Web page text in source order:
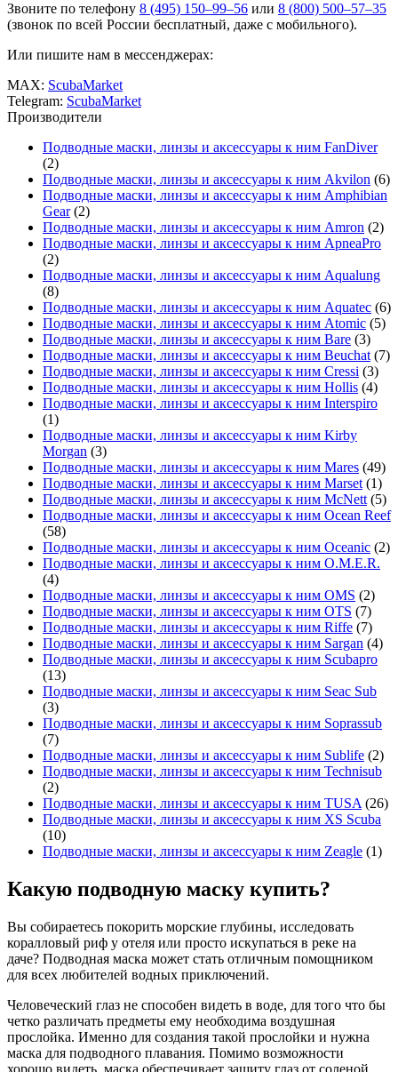
Звоните по телефону 8 (495) 150–99–56 или 8 (800) 500–57–35
(звонок по всей России бесплатный, даже с мобильного).
Или пишите нам в мессенджерах:
MAX: ScubaMarket
Telegram: ScubaMarket
Производители
Подводные маски, линзы и аксессуары к ним FanDiver
(2)
Подводные маски, линзы и аксессуары к ним Akvilon (6)
Подводные маски, линзы и аксессуары к ним Amphibian
Gear(2)
Подводные маски, линзы и аксессуары к ним Amron (2)
Подводные маски, линзы и аксессуары к ним ApneaPro
(2)
Подводные маски, линзы и аксессуары к ним Aqualung
(8)
Подводные маски, линзы и аксессуары к ним Aquatec (6)
Подводные маски, линзы и аксессуары к ним Atomic (5)
Подводные маски, линзы и аксессуары к ним Bare (3)
Подводные маски, линзы и аксессуары к ним Beuchat(7)
Подводные маски, линзы и аксессуары к ним Cressi (3)
Подводные маски, линзы и аксессуары к ним Hollis (4)
Подводные маски, линзы и аксессуары к ним Interspiro
(1)
Подводные маски, линзы и аксессуары к ним Kirby
Morgan (3)
Подводные маски, линзы и аксессуары к ним Mares (49)
Подводные маски, линзы и аксессуары к ним Marset(1)
Подводные маски, линзы и аксессуары к ним McNett(5)
Подводные маски, линзы и аксессуары к ним Ocean Reef
(58)
Подводные маски, линзы и аксессуары к ним Oceanic (2)
Подводные маски, линзы и аксессуары к ним O.M.E.R.
(4)
Подводные маски, линзы и аксессуары к ним OMS (2)
Подводные маски, линзы и аксессуары к ним OTS (7)
Подводные маски, линзы и аксессуары к ним Riffe (7)
Подводные маски, линзы и аксессуары к ним Sargan (4)
Подводные маски, линзы и аксессуары к ним Scubapro
(13)
Подводные маски, линзы и аксессуары к ним Seac Sub
(3)
Подводные маски, линзы и аксессуары к ним Soprassub
(7)
Подводные маски, линзы и аксессуары к ним Sublife (2)
Подводные маски, линзы и аксессуары к ним Technisub
(2)
Подводные маски, линзы и аксессуары к ним TUSA(26)
Подводные маски, линзы и аксессуары к ним XS Scuba
(10)
Подводные маски, линзы и аксессуары к ним Zeagle (1)
Какую подводную маску купить?
Вы собираетесь покорить морские глубины, исследовать
коралловый риф у отеля или просто искупаться в реке на
даче? Подводная маска может стать отличным помощником
для всех любителей водных приключений.
Человеческий глаз не способен видеть в воде, для того что бы
четко различать предметы ему необходима воздушная
прослойка. Именно для создания такой прослойки и нужна
маска для подводного плавания. Помимо возможности